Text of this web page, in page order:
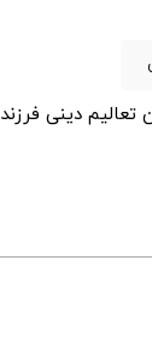
دینی